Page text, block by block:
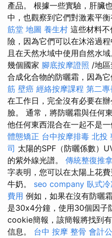
產品。 根據一些實驗，肝臟
中，也觀察到它們對激素平衡
筋堂 地圖 養生村 這些材料
險，因為它們可以在沐浴過
且在天然水域中使用自然水域
幾個國家 腳底按摩證照 /地
合成化合物的防曬霜，因為
筋 壁癌 經絡按摩課程 第二專
在工作日，完全沒有必要在
臉。 通常，將防曬霜與任何
他任何東西混合在一起不是一
體態矯正 台中按摩排毒 北投
司 太陽的SPF（防曬係數）
的紫外線光譜。 傳統整復推
字表明，您可以在太陽上花
牛奶。 seo company 臥式
費用 例如，如果在沒有防曬
是30x4分鐘，使用30個因子
cookie簡報，該簡報將找到
信息。 台中 按摩 整骨 會計